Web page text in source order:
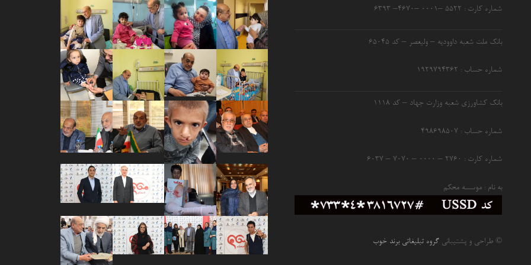
شماره کارت : ۵۵۲۲ –۰۰۰۱ –۴۶۷۰– ۶۳۹۳
بانک ملت شعبه داوودیه – ولیعصر – کد ۶۵۰۴۵
شماره حساب : ۱۹۲۹۷۹۴۳۶۲
بانک کشاورزی شعبه وزارت جهاد – کد 1118
شماره حساب : ۴۹۸۶۹۸۵۰۷
شماره کارت : ۲۷۶۰ – ۰۰۰۰ – ۷۰۷۰ – ۶۰۳۷
به نام : موسسه محکم
© طراحی و پشتیبانی گروه تبلیغاتی برند خوب